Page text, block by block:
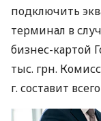
подключить
терминал в
бизнес-картой
тыс. грн.
г. составит